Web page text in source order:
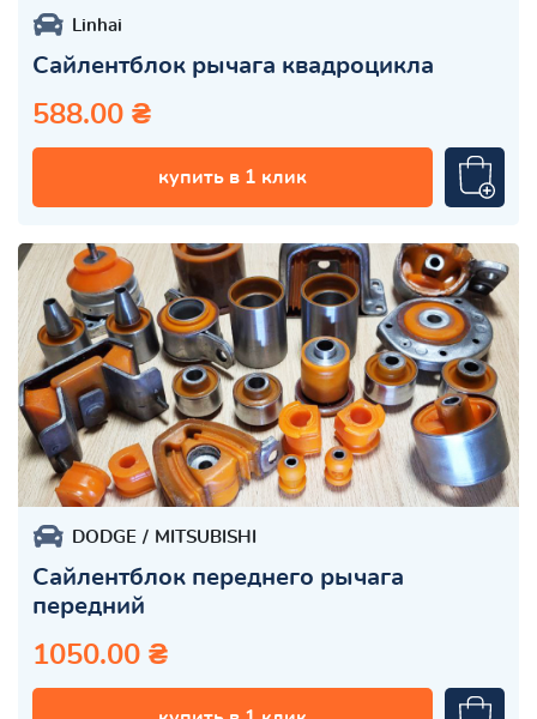
Linhai
Сайлентблок рычага квадроцикла
588.00 ₴
купить в 1 клик
DODGE MITSUBISHI
Сайлентблок переднего рычага
передний
1050.00 ₴